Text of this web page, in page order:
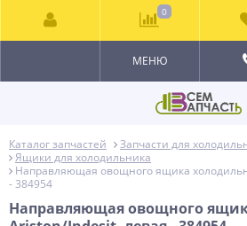
МЕНЮ
Каталог запчастей
Запчасти для
Ящики для холодильника
Направляющая овощного ящика
- 384954
Направляющая овощного
0